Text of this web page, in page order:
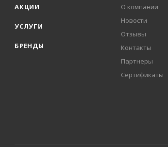
АКЦИИ
УСЛУГИ
БРЕНДЫ
О компании
Новости
Отзывы
Контакты
Партнеры
Сертификаты